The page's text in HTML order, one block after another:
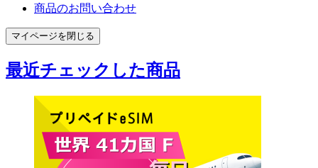
商品のお問い合わせ
マイページを閉じる
最近チェックした商品